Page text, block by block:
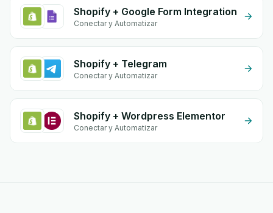
Shopify + Google Form Integration
Conectar y Automatizar
Shopify + Telegram
Conectar y Automatizar
Shopify + Wordpress Elementor
Conectar y Automatizar